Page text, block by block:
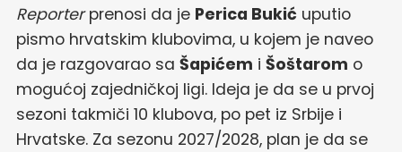
Reporterprenosi da je Perica Bukić uputio
pismo hrvatskim klubovima, u kojem je naveo
da je razgovarao sa Šapićem i Šoštarom o
mogućoj zajedničkoj ligi. Ideja je da se u prvoj
sezoni takmiči 10 klubova, po pet iz Srbije i
Hrvatske. Za sezonu 2027/2028, plan je da se